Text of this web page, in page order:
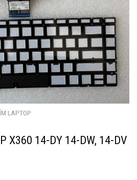
LAPTOP
X360 14-DY 14-DW, 14-DV